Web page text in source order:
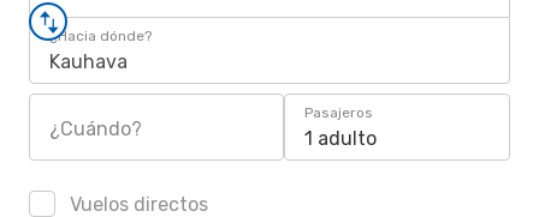
¿Hacia dónde?
Kauhava
¿Cuándo?
Pasajeros
1 adulto
Vuelos directos